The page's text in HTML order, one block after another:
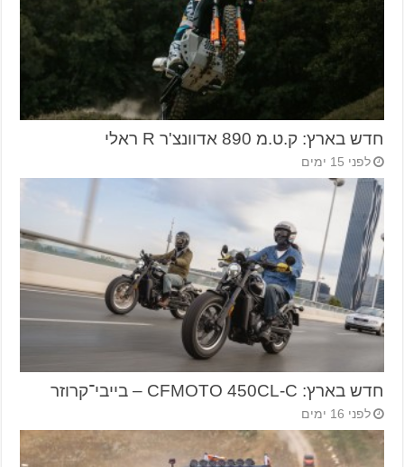
חדש בארץ: ק.ט.מ 890 אדוונצ'ר R ראלי
לפני 15 ימים
חדש בארץ: CFMOTO 450CL-C – בייבי־קרוזר
לפני 16 ימים